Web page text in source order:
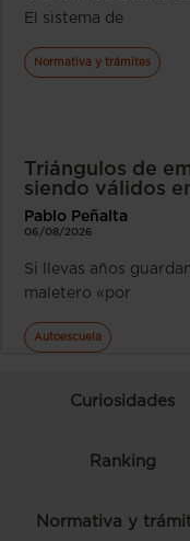
El sistema de
Normativa y trámites
Triángulos de
siendo válidos
Pablo Peñalta
06/08/2026
Si llevas años
maletero «por
Autoescuela
Curiosidades
Ranking
Normativa y